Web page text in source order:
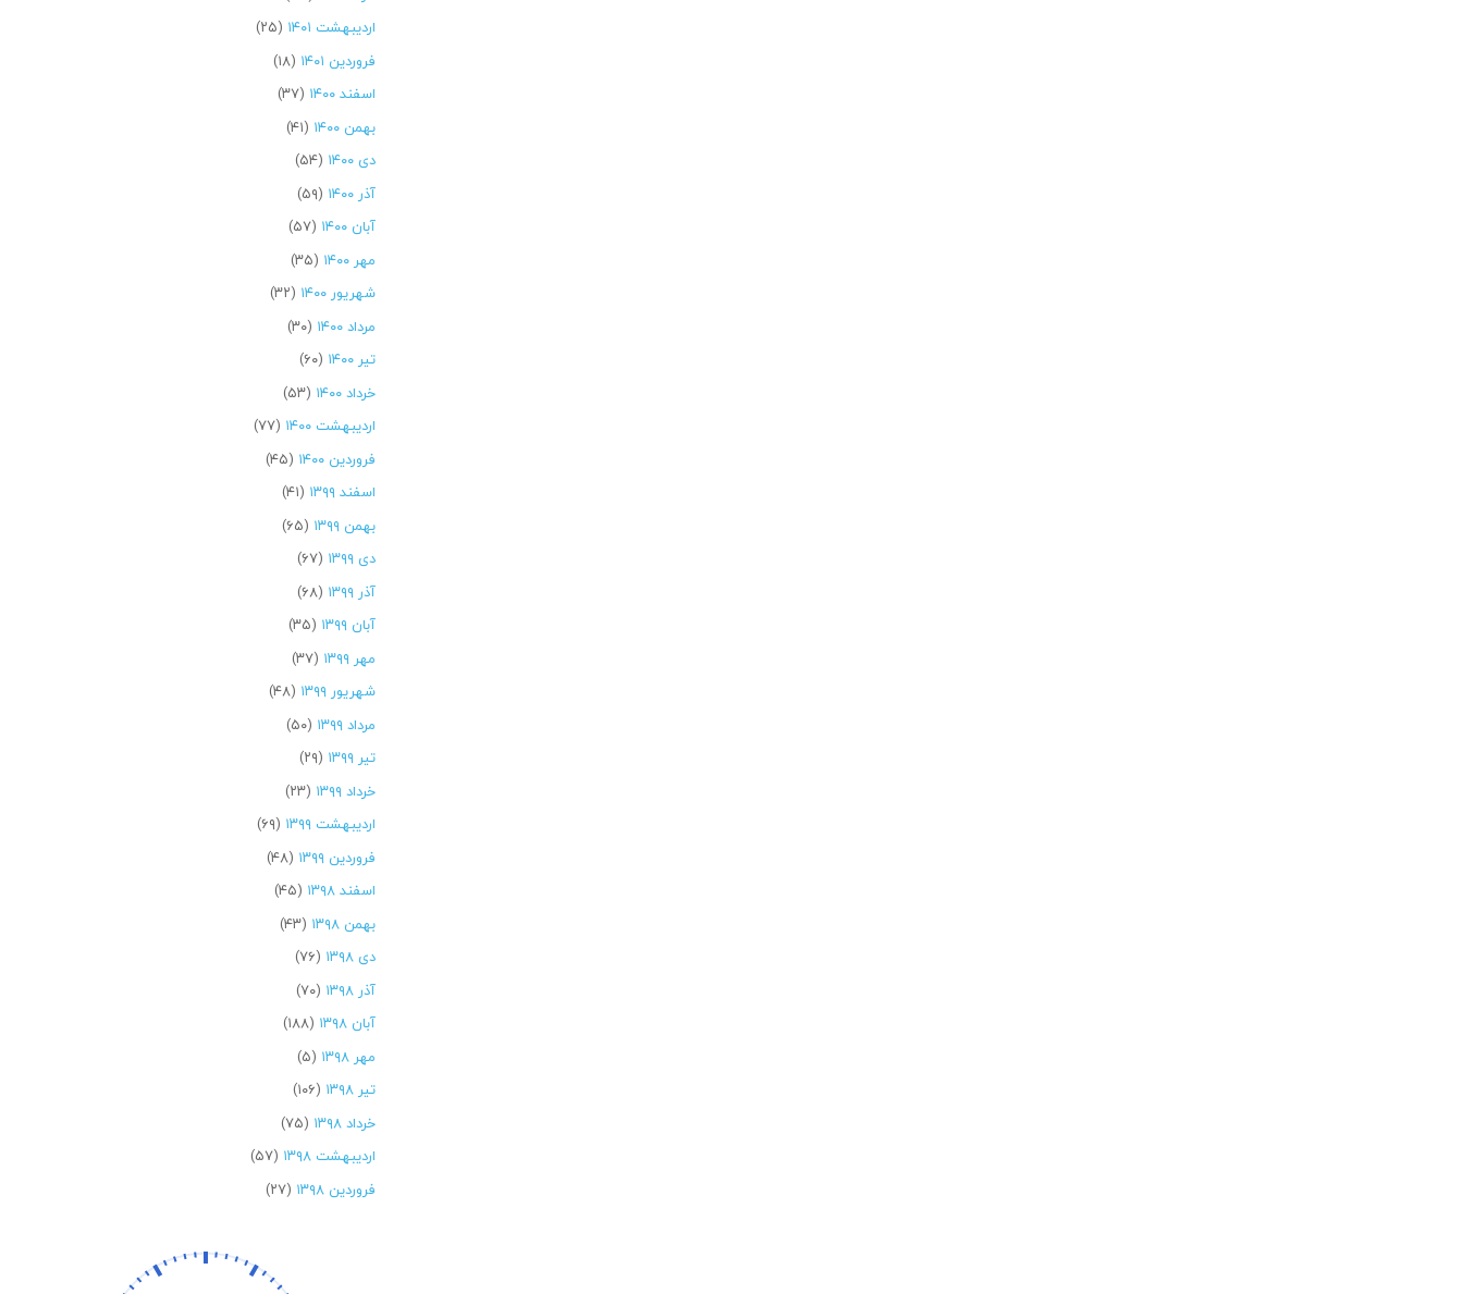
اردیبهشت ۱۴۰۱
(۲۵)
فروردین ۱۴۰۱
(۱۸)
اسفند ۱۴۰۰
(۳۷)
بهمن ۱۴۰۰
(۴۱)
دی ۱۴۰۰
(۵۴)
آذر ۱۴۰۰
(۵۹)
آبان ۱۴۰۰
(۵۷)
مهر ۱۴۰۰
(۳۵)
شهریور ۱۴۰۰
(۳۲)
مرداد ۱۴۰۰
(۳۰)
تیر ۱۴۰۰
(۶۰)
خرداد ۱۴۰۰
(۵۳)
اردیبهشت ۱۴۰۰
(۷۷)
فروردین ۱۴۰۰
(۴۵)
اسفند ۱۳۹۹
(۴۱)
بهمن ۱۳۹۹
(۶۵)
دی ۱۳۹۹
(۶۷)
آذر ۱۳۹۹
(۶۸)
آبان ۱۳۹۹
(۳۵)
مهر ۱۳۹۹
(۳۷)
شهریور ۱۳۹۹
(۴۸)
مرداد ۱۳۹۹
(۵۰)
تیر ۱۳۹۹
(۲۹)
خرداد ۱۳۹۹
(۲۳)
اردیبهشت ۱۳۹۹
(۶۹)
فروردین ۱۳۹۹
(۴۸)
اسفند ۱۳۹۸
(۴۵)
بهمن ۱۳۹۸
(۴۳)
دی ۱۳۹۸
(۷۶)
آذر ۱۳۹۸
(۷۰)
آبان ۱۳۹۸
(۱۸۸)
مهر ۱۳۹۸
(۵)
تیر ۱۳۹۸
(۱۰۶)
خرداد ۱۳۹۸
(۷۵)
اردیبهشت ۱۳۹۸
(۵۷)
فروردین ۱۳۹۸
(۲۷)